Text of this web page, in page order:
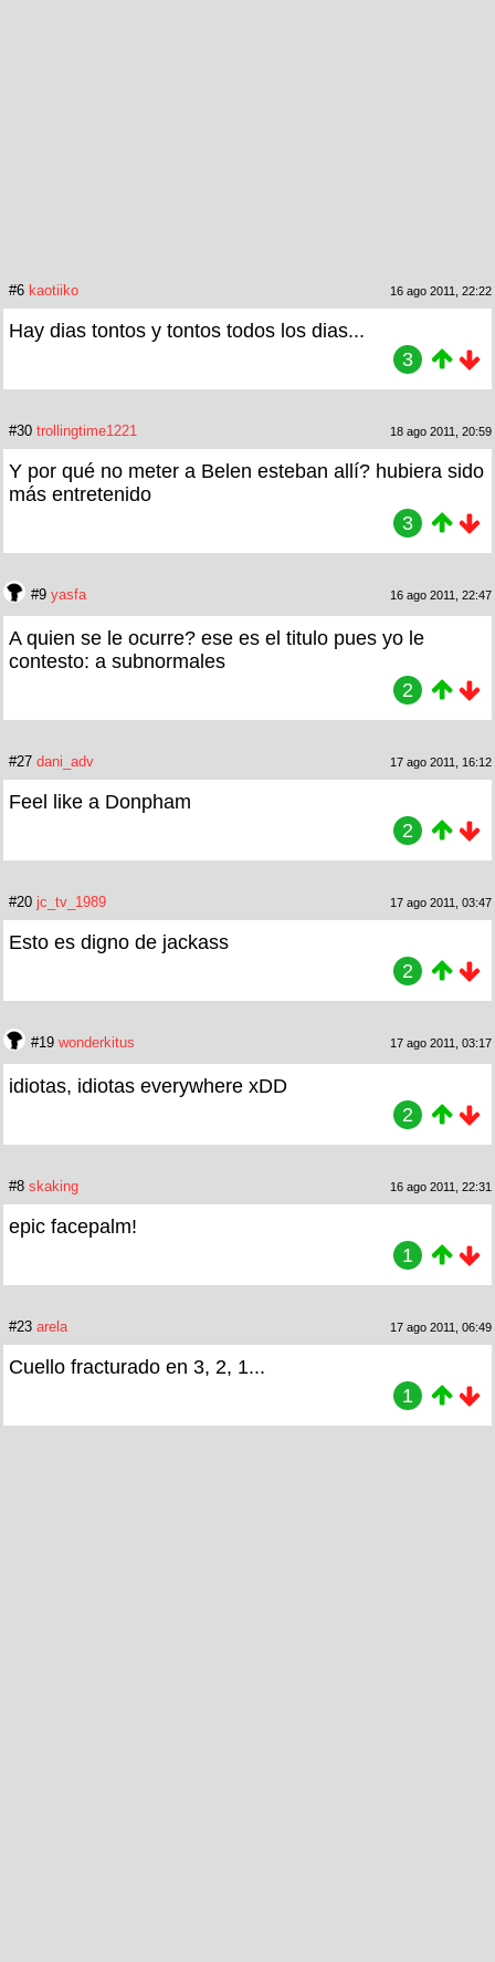
#6 kaotiiko 16 ago 2011, 22:22
Hay dias tontos y tontos todos los dias...
3
#30 trollingtime1221 18 ago 2011, 20:59
Y por qué no meter a Belen esteban allí? hubiera sido
más entretenido
3
#9 yasfa 16 ago 2011, 22:47
A quien se le ocurre? ese es el titulo pues yo le
contesto: a subnormales
2
#27 dani_adv 17 ago 2011, 16:12
Feel like a Donpham
2
#20 jc_tv_1989 17 ago 2011, 03:47
Esto es digno de jackass
2
#19 wonderkitus 17 ago 2011, 03:17
idiotas, idiotas everywhere xDD
2
#8 skaking 16 ago 2011, 22:31
epic facepalm!
1
#23 arela 17 ago 2011, 06:49
Cuello fracturado en 3, 2, 1...
1